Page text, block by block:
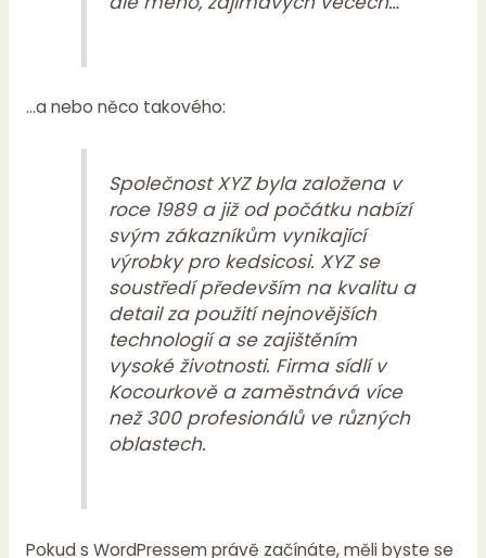
…a nebo něco takového:
Společnost XYZ byla založena v
roce 1989 a již od počátku nabízí
svým zákazníkům vynikající
výrobky pro kedsicosi. XYZ se
soustředí především na kvalitu a
detail za použití nejnovějších
technologií a se zajištěním
vysoké životnosti. Firma sídlí v
Kocourkově a zaměstnává více
než 300 profesionálů ve různých
oblastech.
Pokud s WordPressem právě začínáte, měli byste se